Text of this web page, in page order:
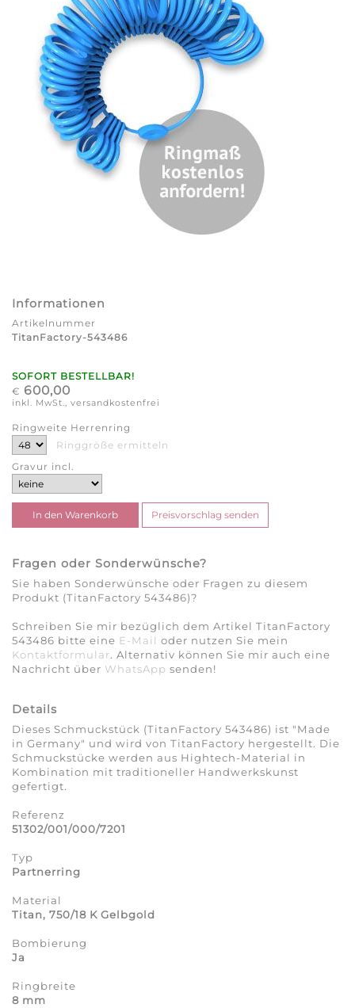
Informationen
Artikelnummer
TitanFactory-543486
SOFORT BESTELLBAR!
€ 600,00
inkl. MwSt., versandkostenfrei
Ringweite Herrenring
Ringgröße ermitteln
Gravur incl.
Fragen oder Sonderwünsche?
Sie haben Sonderwünsche oder Fragen zu diesem
Produkt (TitanFactory 543486)?
Schreiben Sie mir bezüglich dem Artikel TitanFactory
543486 bitte eine E-Mail oder nutzen Sie mein
Kontaktformular. Alternativ können Sie mir auch eine
Nachricht über WhatsApp senden!
Details
Dieses Schmuckstück (TitanFactory 543486) ist "Made
in Germany" und wird von TitanFactory hergestellt. Die
Schmuckstücke werden aus Hightech-Material in
Kombination mit traditioneller Handwerkskunst
gefertigt.
Referenz
51302/001/000/7201
Typ
Partnerring
Material
Titan, 750/18 K Gelbgold
Bombierung
Ja
Ringbreite
8 mm